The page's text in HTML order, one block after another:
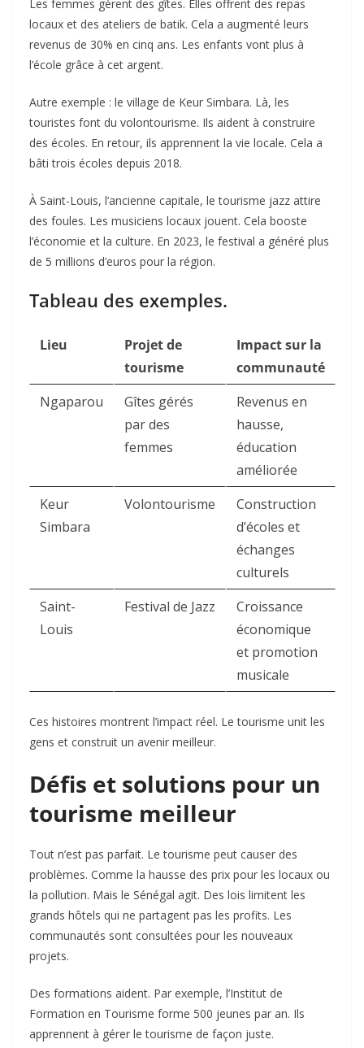
Les femmes gèrent des gîtes. Elles offrent des repas
locaux et des ateliers de batik. Cela a augmenté leurs
revenus de 30% en cinq ans. Les enfants vont plus à
l’école grâce à cet argent.
Autre exemple : le village de Keur Simbara. Là, les
touristes font du volontourisme. Ils aident à construire
des écoles. En retour, ils apprennent la vie locale. Cela a
bâti trois écoles depuis 2018.
À Saint-Louis, l’ancienne capitale, le tourisme jazz attire
des foules. Les musiciens locaux jouent. Cela booste
l’économie et la culture. En 2023, le festival a généré plus
de 5 millions d’euros pour la région.
Tableau des exemples.
Lieu
Projet de
tourisme
Impact sur la
communauté
Ngaparou
Gîtes gérés
par des
femmes
Revenus en
hausse,
éducation
améliorée
Keur
Simbara
Volontourisme
Construction
d’écoles et
échanges
culturels
Saint-
Louis
Festival de Jazz
Croissance
économique
et promotion
musicale
Ces histoires montrent l’impact réel. Le tourisme unit les
gens et construit un avenir meilleur.
Défis et solutions pour un
tourisme meilleur
Tout n’est pas parfait. Le tourisme peut causer des
problèmes. Comme la hausse des prix pour les locaux ou
la pollution. Mais le Sénégal agit. Des lois limitent les
grands hôtels qui ne partagent pas les profits. Les
communautés sont consultées pour les nouveaux
projets.
Des formations aident. Par exemple, l’Institut de
Formation en Tourisme forme 500 jeunes par an. Ils
apprennent à gérer le tourisme de façon juste.